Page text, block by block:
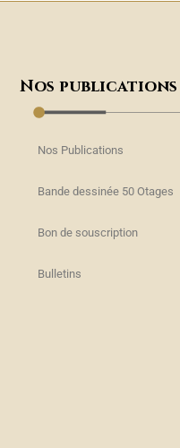
Nos publications
Nos Publications
Bande dessinée 50 Otages
Bon de souscription
Bulletins